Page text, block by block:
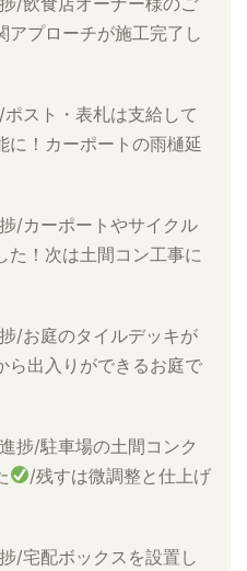
アプローチが施工完了し
スト・表札は支給して
に！カーポートの雨樋延
/カーポートやサイクル
た！次は土間コン工事に
/お庭のタイルデッキが
ら出入りができるお庭で
捗/駐車場の土間コンク
/残すは微調整と仕上げ
/宅配ボックスを設置し